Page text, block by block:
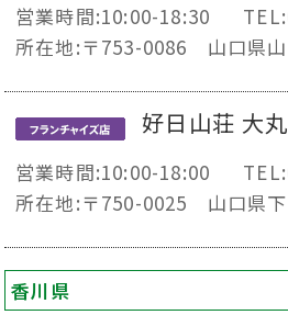
営業時間:10:00-18:30
所在地:〒753-0086 山口県
好日山荘 大
営業時間:10:00-18:00
所在地:〒750-0025 山口県
香川県